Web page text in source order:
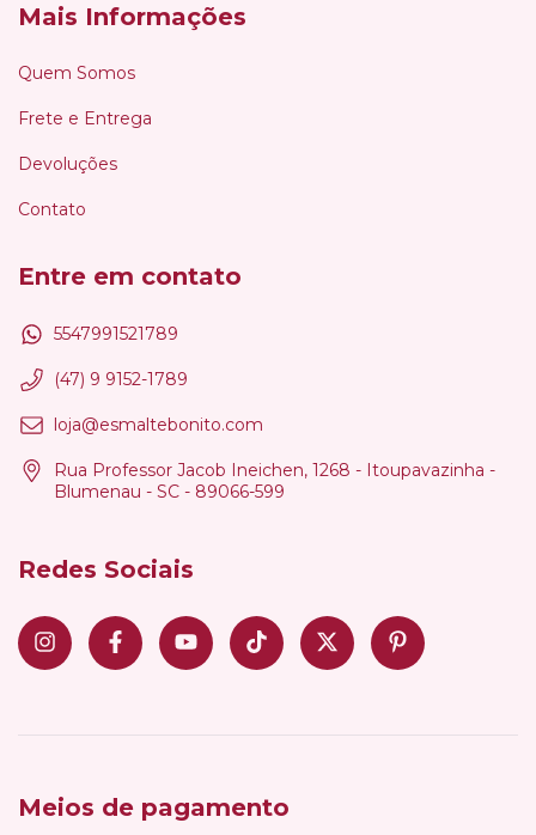
Mais Informações
Quem Somos
Frete e Entrega
Devoluções
Contato
Entre em contato
5547991521789
(47) 9 9152-1789
loja@esmaltebonito.com
Rua Professor Jacob Ineichen, 1268 - Itoupavazinha -
Blumenau - SC - 89066-599
Redes Sociais
Meios de pagamento